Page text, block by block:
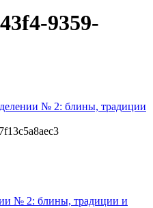
9359-
№ 2: блины, традиции
№ 2: блины, традиции и